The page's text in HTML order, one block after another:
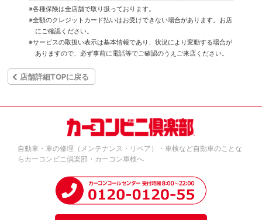
※各種保険は全店舗で取り扱っております。
※全額のクレジットカード払いはお受けできない場合があります。お店
にご確認ください。
※サービスの取扱い表示は基本情報であり、状況により変動する場合が
ありますので、必ず事前に電話等でご確認のうえご来店ください。
店舗詳細TOPに戻る
自動車・車の修理（メンテナンス・リペア）・車検など自動車のことな
らカーコンビニ倶楽部・カーコン車検へ